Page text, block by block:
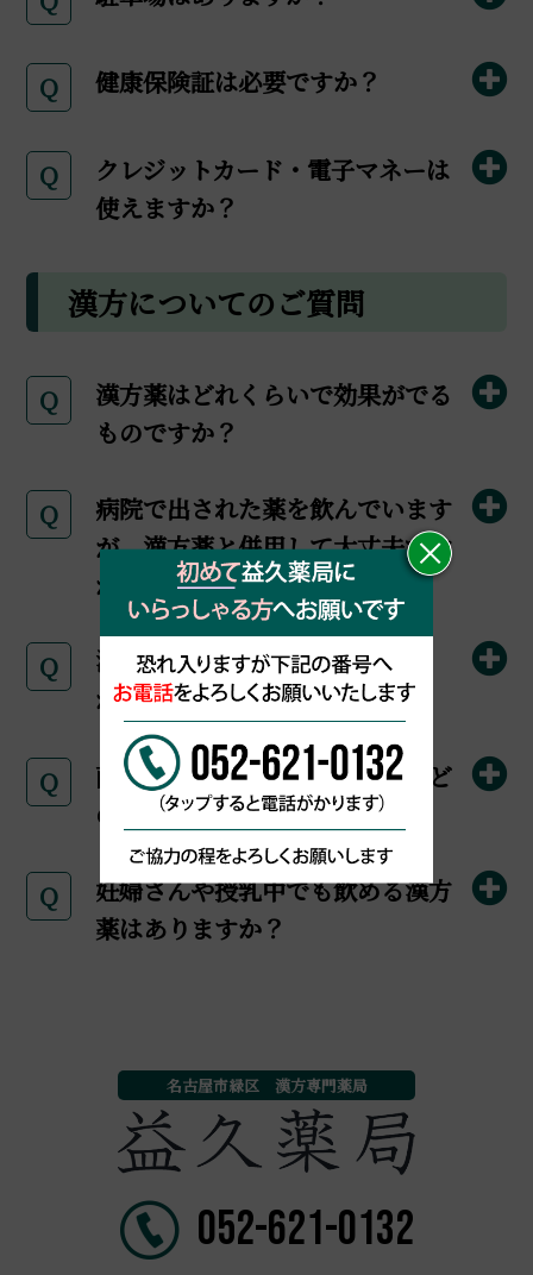
Q 健康保険証は必要ですか？
Q
クレジットカード・電子マネーは
使えますか？
漢方についてのご質問
Q
漢方薬はどれくらいで効果がでる
ものですか？
Q
病院で出された薬を飲んでいます
が、漢方薬と併用して大丈夫です
か？
Q
漢方薬には、副作用はあります
か？
Q
西洋医学療法と漢方医学療法はど
のように違うのですか？
Q
妊婦さんや授乳中でも飲める漢方
薬はありますか？
名古屋市緑区 漢方専門薬局
052-621-0132